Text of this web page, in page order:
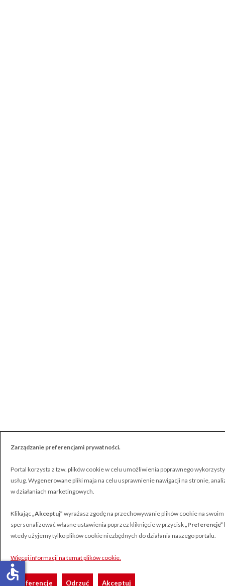
Zarządzanie preferencjami prywatności.
Portal korzysta z tzw. plików cookie w celu umożliwienia poprawnego
usług. Wygenerowane pliki maja na celu usprawnienie nawigacji na stronie,
w działaniach marketingowych.
Klikając„Akceptuj” wyrażasz zgodę na przechowywanie plików cookie na
spersonalizować własne ustawienia poprzez kliknięcie w przycisk„Preferencje”
wtedy użyjemy tylko plików cookie niezbędnych do działania naszego portalu.
Więcej informacji na temat plików cookie.
Preferencje Odrzuć Akceptuj
accessible